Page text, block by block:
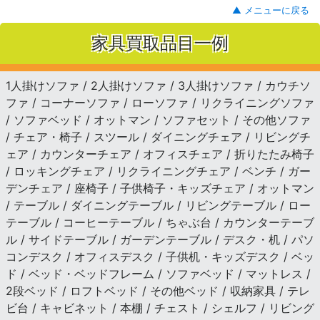
▲ メニューに戻る
家具買取品目一例
1人掛けソファ / 2人掛けソファ / 3人掛けソファ / カウチソ
ファ / コーナーソファ / ローソファ / リクライニングソファ
/ ソファベッド / オットマン / ソファセット / その他ソファ
/ チェア・椅子 / スツール / ダイニングチェア / リビングチ
ェア / カウンターチェア / オフィスチェア / 折りたたみ椅子
/ ロッキングチェア / リクライニングチェア / ベンチ / ガー
デンチェア / 座椅子 / 子供椅子・キッズチェア / オットマン
/ テーブル / ダイニングテーブル / リビングテーブル / ロー
テーブル / コーヒーテーブル / ちゃぶ台 / カウンターテーブ
ル / サイドテーブル / ガーデンテーブル / デスク・机 / パソ
コンデスク / オフィスデスク / 子供机・キッズデスク / ベッ
ド / ベッド・ベッドフレーム / ソファベッド / マットレス /
2段ベッド / ロフトベッド / その他ベッド / 収納家具 / テレ
ビ台 / キャビネット / 本棚 / チェスト / シェルフ / リビング